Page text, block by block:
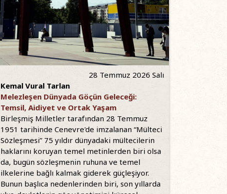
28 Temmuz 2026 Salı
Kemal Vural Tarlan
Melezleşen Dünyada Göçün Geleceği:
Temsil, Aidiyet ve Ortak Yaşam
Birleşmiş Milletler tarafından 28 Temmuz
1951 tarihinde Cenevre'de imzalanan “Mülteci
Sözleşmesi” 75 yıldır dünyadaki mültecilerin
haklarını koruyan temel metinlerden biri olsa
da, bugün sözleşmenin ruhuna ve temel
ilkelerine bağlı kalmak giderek güçleşiyor.
Bunun başlıca nedenlerinden biri, son yıllarda